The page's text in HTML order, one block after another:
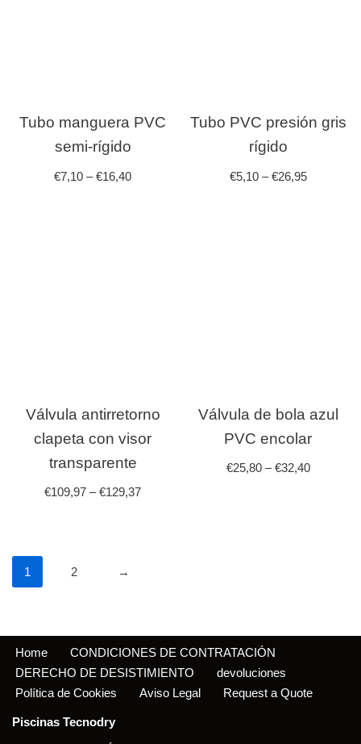
Tubo manguera PVC
semi-rígido
€7,10 –€16,40
Tubo PVC presión gris
rígido
€5,10–€26,95
Válvula antirretorno
clapeta con visor
transparente
€109,97 –€129,37
Válvula de bola azul
PVC encolar
€25,80–€32,40
1 2 →
Home
CONDICIONES DE CONTRATACIÓN
DERECHO DE DESISTIMIENTO
devoluciones
Política de Cookies
Aviso Legal Request a Quote
Piscinas Tecnodry